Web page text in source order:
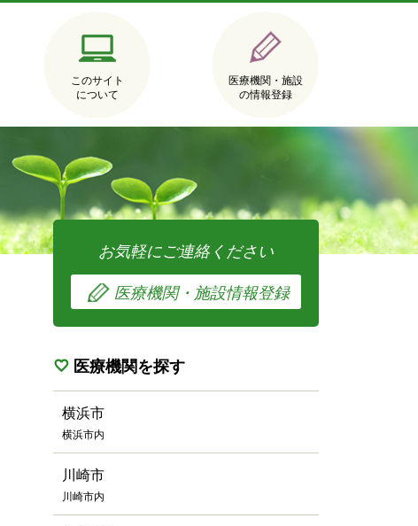
このサイト
について
医療機関・施設
の情報登録
お気軽にご連絡ください
医療機関・施設情報登録
医療機関を探す
横浜市
横浜市内
川崎市
川崎市内